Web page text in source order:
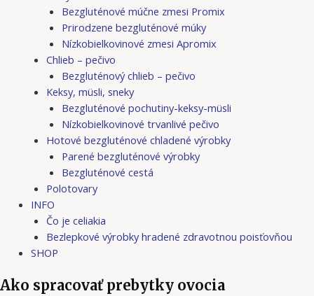
Bezgluténové múčne zmesi Promix
Prirodzene bezgluténové múky
Nízkobielkovinové zmesi Apromix
Chlieb – pečivo
Bezgluténový chlieb – pečivo
Keksy, müsli, sneky
Bezgluténové pochutiny-keksy-müsli
Nízkobielkovinové trvanlivé pečivo
Hotové bezgluténové chladené výrobky
Parené bezgluténové výrobky
Bezgluténové cestá
Polotovary
INFO
Čo je celiakia
Bezlepkové výrobky hradené zdravotnou poisťovňou
SHOP
Ako spracovať prebytky ovocia